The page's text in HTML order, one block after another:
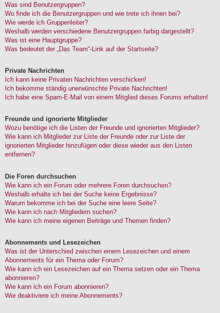
Was sind Benutzergruppen?
Wo finde ich die Benutzergruppen und wie trete ich ihnen bei?
Wie werde ich Gruppenleiter?
Weshalb werden verschiedene Benutzergruppen farbig dargestellt?
Was ist eine Hauptgruppe?
Was bedeutet der „Das Team“-Link auf der Startseite?
Private Nachrichten
Ich kann keine Privaten Nachrichten verschicken!
Ich bekomme ständig unerwünschte Private Nachrichten!
Ich habe eine Spam-E-Mail von einem Mitglied dieses Forums erhalten!
Freunde und ignorierte Mitglieder
Wozu benötige ich die Listen der Freunde und ignorierten Mitglieder?
Wie kann ich Mitglieder zur Liste der Freunde oder zur Liste der
ignorierten Mitglieder hinzufügen oder diese wieder aus den Listen
entfernen?
Die Foren durchsuchen
Wie kann ich ein Forum oder mehrere Foren durchsuchen?
Weshalb erhalte ich bei der Suche keine Ergebnisse?
Warum bekomme ich bei der Suche eine leere Seite?
Wie kann ich nach Mitgliedern suchen?
Wie kann ich meine eigenen Beiträge und Themen finden?
Abonnements und Lesezeichen
Was ist der Unterschied zwischen einem Lesezeichen und einem
Abonnements für ein Thema oder Forum?
Wie kann ich ein Lesezeichen auf ein Thema setzen oder ein Thema
abonnieren?
Wie kann ich ein Forum abonnieren?
Wie deaktiviere ich meine Abonnements?